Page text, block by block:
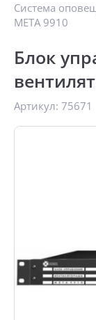
Система
МЕТА 9910
Блок
Артикул: 75671